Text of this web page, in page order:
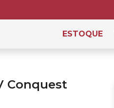
ESTOQUE
Conquest